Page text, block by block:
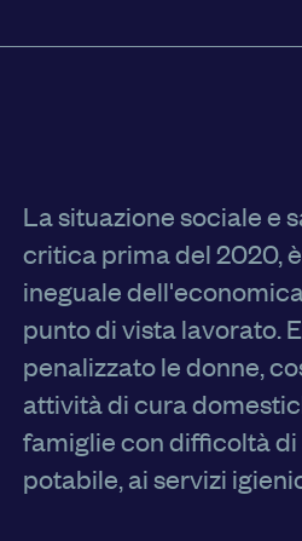
La situazione sociale e
critica prima del 2020,
ineguale
punto di vista lavorato.
penalizzato le donne,
attività di cura
famiglie con difficoltà di
potabile, ai servizi